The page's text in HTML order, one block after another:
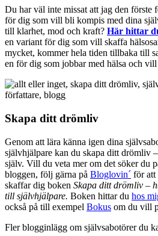
Du har väl inte missat att jag den förste
för dig som vill bli kompis med dina
till klarhet, mod och kraft? Här hittar
en variant för dig som vill skaffa
mycket, kommer hela tiden tillbaka till
en för dig som jobbar med hälsa och
Skapa ditt drömliv
Genom att lära känna igen dina
självhjälpare kan du skapa ditt drömliv
själv. Vill du veta mer om det söker du
bloggen, följ gärna på Bloglovin´ för att
skaffar dig boken Skapa ditt drömliv –
till självhjälpare. Boken hittar du hos
också på till exempel Bokus om du vill
Fler blogginlägg om självsabotörer du